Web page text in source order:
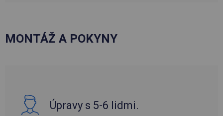
MONTÁŽ A POKYNY
Úpravy s 5-6 lidmi.